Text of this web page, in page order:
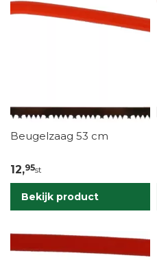
Beugelzaag 53 cm
12,95st
Bekijk product